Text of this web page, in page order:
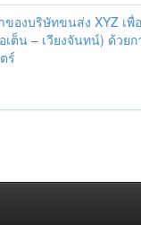
องบริษัทขนส่ง XYZ เพื่
ต็น – เวียงจันทน์) ด้วยก
ร์